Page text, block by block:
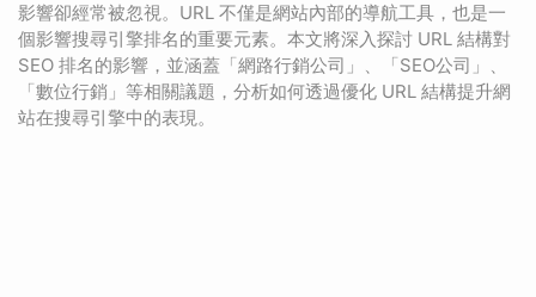
影響卻經常被忽視。URL 不僅是網站內部的導航工具，也是一
個影響搜尋引擎排名的重要元素。本文將深入探討 URL 結構對
SEO 排名的影響，並涵蓋「網路行銷公司」、「SEO公司」、
「數位行銷」等相關議題，分析如何透過優化 URL 結構提升網
站在搜尋引擎中的表現。